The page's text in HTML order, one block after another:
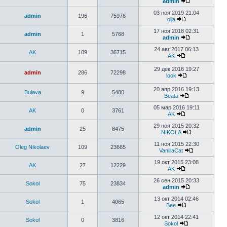
admin 196 75978
03 ноя 2019 21:04
olja
admin 1 5768
17 ноя 2018 02:31
admin
AK 109 36715
24 авг 2017 06:13
AK
admin 286 72298
29 дек 2016 19:27
look
Bulava 9 5480
20 апр 2016 19:13
Beata
AK 0 3761
05 мар 2016 19:11
AK
admin 25 8475
29 ноя 2015 20:32
NIKOLA
Oleg Nikolaev 109 23665
11 ноя 2015 22:30
VanillaCat
AK 27 12229
19 окт 2015 23:08
AK
Sokol 75 23834
26 сен 2015 20:33
admin
Sokol 1 4065
13 окт 2014 02:46
Bee
Sokol 0 3816
12 окт 2014 22:41
Sokol